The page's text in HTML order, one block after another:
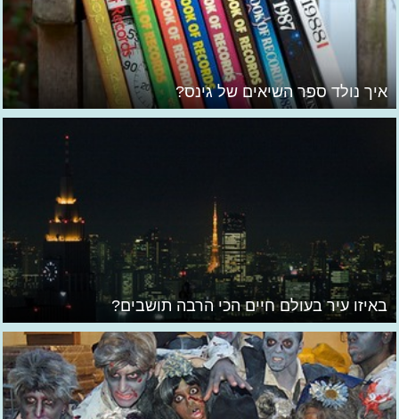
איך נולד ספר השיאים של גינס?
באיזו עיר בעולם חיים הכי הרבה תושבים?